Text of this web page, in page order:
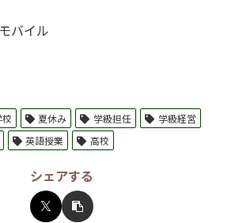
バイル
夏休み 学級担任
学級経営
英語授業 高校
シェアする